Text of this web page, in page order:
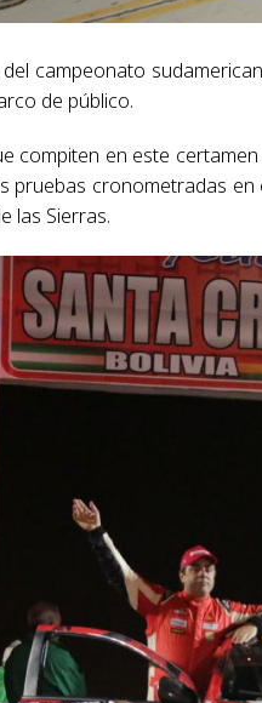
campeonato
de público.
compiten en este
pruebas cronometradas
las Sierras.